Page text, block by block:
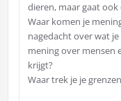
dieren, maar gaat
Waar komen je
nagedacht over wat
mening over mensen
krijgt?
Waar trek je je